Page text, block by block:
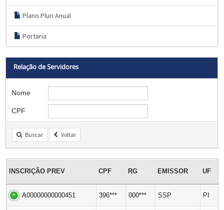
Plano Pluri Anual
Portaria
Relação de Servidores
Nome
CPF
Buscar Voltar
INSCRIÇÃO PREV CPF RG EMISSOR UF
A00000000000451 396*** 000*** SSP PI